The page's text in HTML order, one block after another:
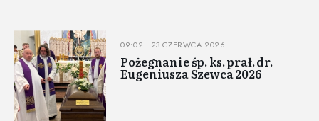
09:02 | 23 CZERWCA 2026
Pożegnanie śp. ks. prał. dr.
Eugeniusza Szewca 2026